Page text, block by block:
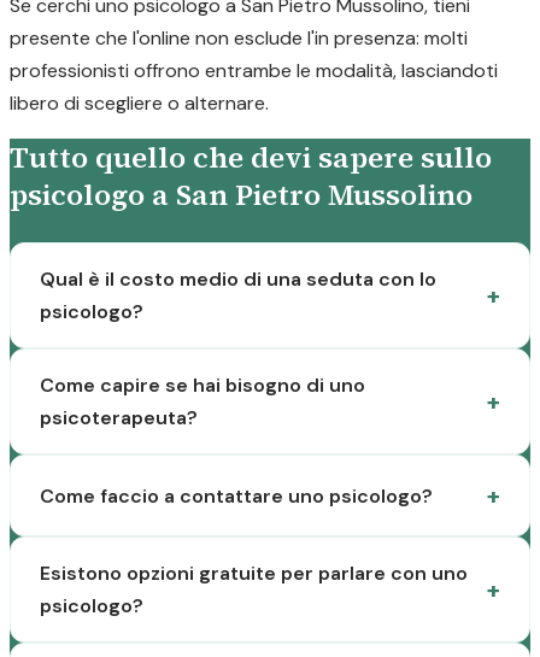
Se cerchi uno psicologo a San Pietro Mussolino, tieni
presente che l'online non esclude l'in presenza: molti
professionisti offrono entrambe le modalità, lasciandoti
libero di scegliere o alternare.
Tutto quello che devi sapere sullo
psicologo a San Pietro Mussolino
Qual è il costo medio di una seduta con lo
psicologo?
Come capire se hai bisogno di uno
psicoterapeuta?
Come faccio a contattare uno psicologo?
Esistono opzioni gratuite per parlare con uno
psicologo?